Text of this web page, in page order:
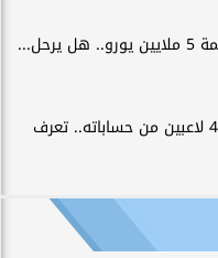
الزمالك يستبعد 4 لاعبين من حساباته.. تعرف